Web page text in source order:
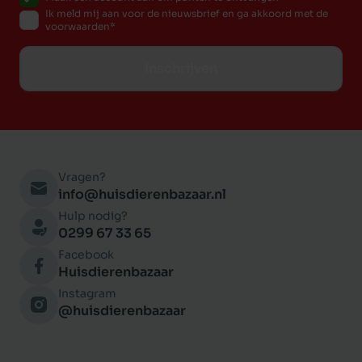
mineralen
Celstof 3.1 %, Calcium. 1.5 %, Fosfor 1.0 %
Circa 1 - 1,2% van het lichaamsgewicht
GEWICHT HOEVEELHEID VOER
in Kg PER DAG
5 kg 60 gr
10 kg 120 gr
20 kg 240 gr
30 kg 315 gr
Ik meld mij aan voor de nieuwsbrief en ga akkoord met de
voorwaarden
Vragen?
info@huisdierenbazaar.nl
Hulp nodig?
0299 67 33 65
Facebook
Huisdierenbazaar
Instagram
@huisdierenbazaar